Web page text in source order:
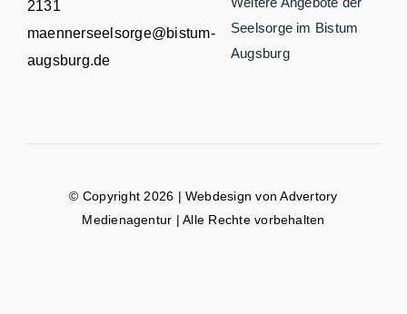
2131
maennerseelsorge@bistum-
augsburg.de
Seelsorge im Bistum
Augsburg
© Copyright 2026 | Webdesign vonAdvertory
Medienagentur | Alle Rechte vorbehalten